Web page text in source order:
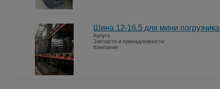
Шина 12-16.5 для мини погрузчика
Калуга
Запчасти и принадлежности
Компания